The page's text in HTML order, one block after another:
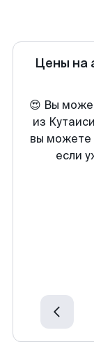
Цены на
😍 Вы
из
вы можете
если